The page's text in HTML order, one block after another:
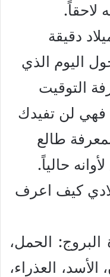
لاحقاً.
دقيقة
اليوم الذي
التوقيت
فهي لن تفيدك
طالع
حالياً.
كيف اعرف
12 دائرة البروج: الحمل،
الأسد، العذراء،